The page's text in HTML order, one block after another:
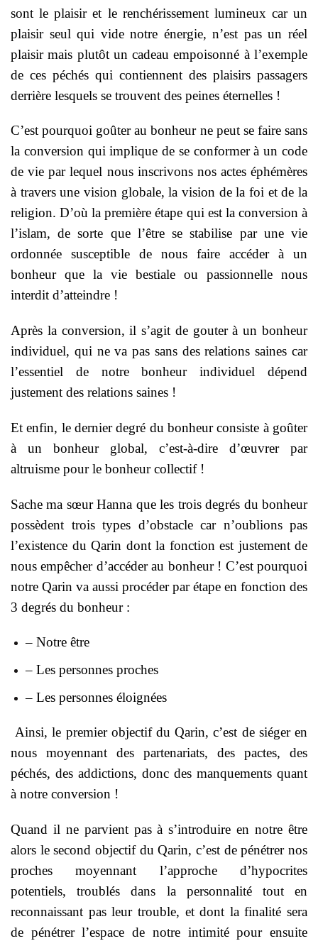
sont le plaisir et le renchérissement lumineux car un
plaisir seul qui vide notre énergie, n’est pas un réel
plaisir mais plutôt un cadeau empoisonné à l’exemple
de ces péchés qui contiennent des plaisirs passagers
derrière lesquels se trouvent des peines éternelles !
C’est pourquoi goûter au bonheur ne peut se faire sans
la conversion qui implique de se conformer à un code
de vie par lequel nous inscrivons nos actes éphémères
à travers une vision globale, la vision de la foi et de la
religion. D’où la première étape qui est la conversion à
l’islam, de sorte que l’être se stabilise par une vie
ordonnée susceptible de nous faire accéder à un
bonheur que la vie bestiale ou passionnelle nous
interdit d’atteindre !
Après la conversion, il s’agit de gouter à un bonheur
individuel, qui ne va pas sans des relations saines car
l’essentiel de notre bonheur individuel dépend
justement des relations saines !
Et enfin, le dernier degré du bonheur consiste à goûter
à un bonheur global, c’est-à-dire d’œuvrer par
altruisme pour le bonheur collectif !
Sache ma sœur Hanna que les trois degrés du bonheur
possèdent trois types d’obstacle car n’oublions pas
l’existence du Qarin dont la fonction est justement de
nous empêcher d’accéder au bonheur ! C’est pourquoi
notre Qarin va aussi procéder par étape en fonction des
3 degrés du bonheur :
– Notre être
– Les personnes proches
– Les personnes éloignées
Ainsi, le premier objectif du Qarin, c’est de siéger en
nous moyennant des partenariats, des pactes, des
péchés, des addictions, donc des manquements quant
à notre conversion !
Quand il ne parvient pas à s’introduire en notre être
alors le second objectif du Qarin, c’est de pénétrer nos
proches moyennant l’approche d’hypocrites
potentiels, troublés dans la personnalité tout en
reconnaissant pas leur trouble, et dont la finalité sera
de pénétrer l’espace de notre intimité pour ensuite